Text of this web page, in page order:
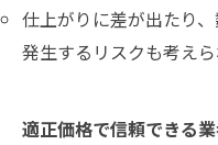
仕上がりに差が出たり
発生するリスクも考えら
適正価格で信頼できる